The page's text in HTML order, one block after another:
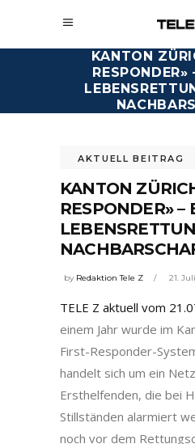
KANTON
RESPONDER»
AKTUELL BEITRAG
KANTON
RESPONDER» –
by Redaktion Tele Z 21.
TELE Z aktuell vom
einem Jahr wurde im
First-Responder-
handelt sich um ein
Ersthelfenden, die bei
Stillständen alarmiert
noch vor dem